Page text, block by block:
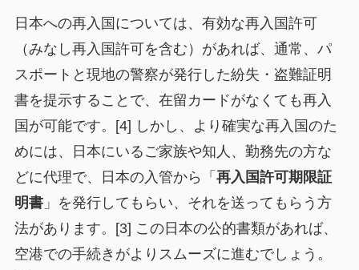
日本への再入国については、有効な再入国許可
（みなし再入国許可を含む）があれば、通常、パ
スポートと現地の警察が発行した紛失・盗難証明
書を提示することで、在留カードがなくても再入
国が可能です。[4] しかし、より確実な再入国のた
めには、日本にいるご家族や知人、勤務先の方な
どに代理で、日本の入管から「 再入国許可期限証
明書」を発行してもらい、それを送ってもらう方
法があります。[3] この日本の公的書類があれば、
空港での手続きがよりスムーズに進むでしょう。